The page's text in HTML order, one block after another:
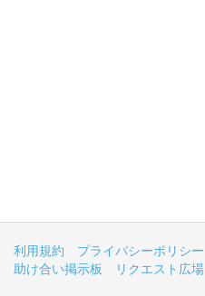
利用規約 プライバシーポリシー
助け合い掲示板
リクエスト広場